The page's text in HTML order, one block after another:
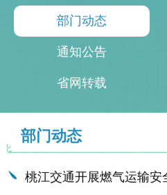
部门动态
通知公告
省网转载
部门动态
桃江交通开展燃气运输安